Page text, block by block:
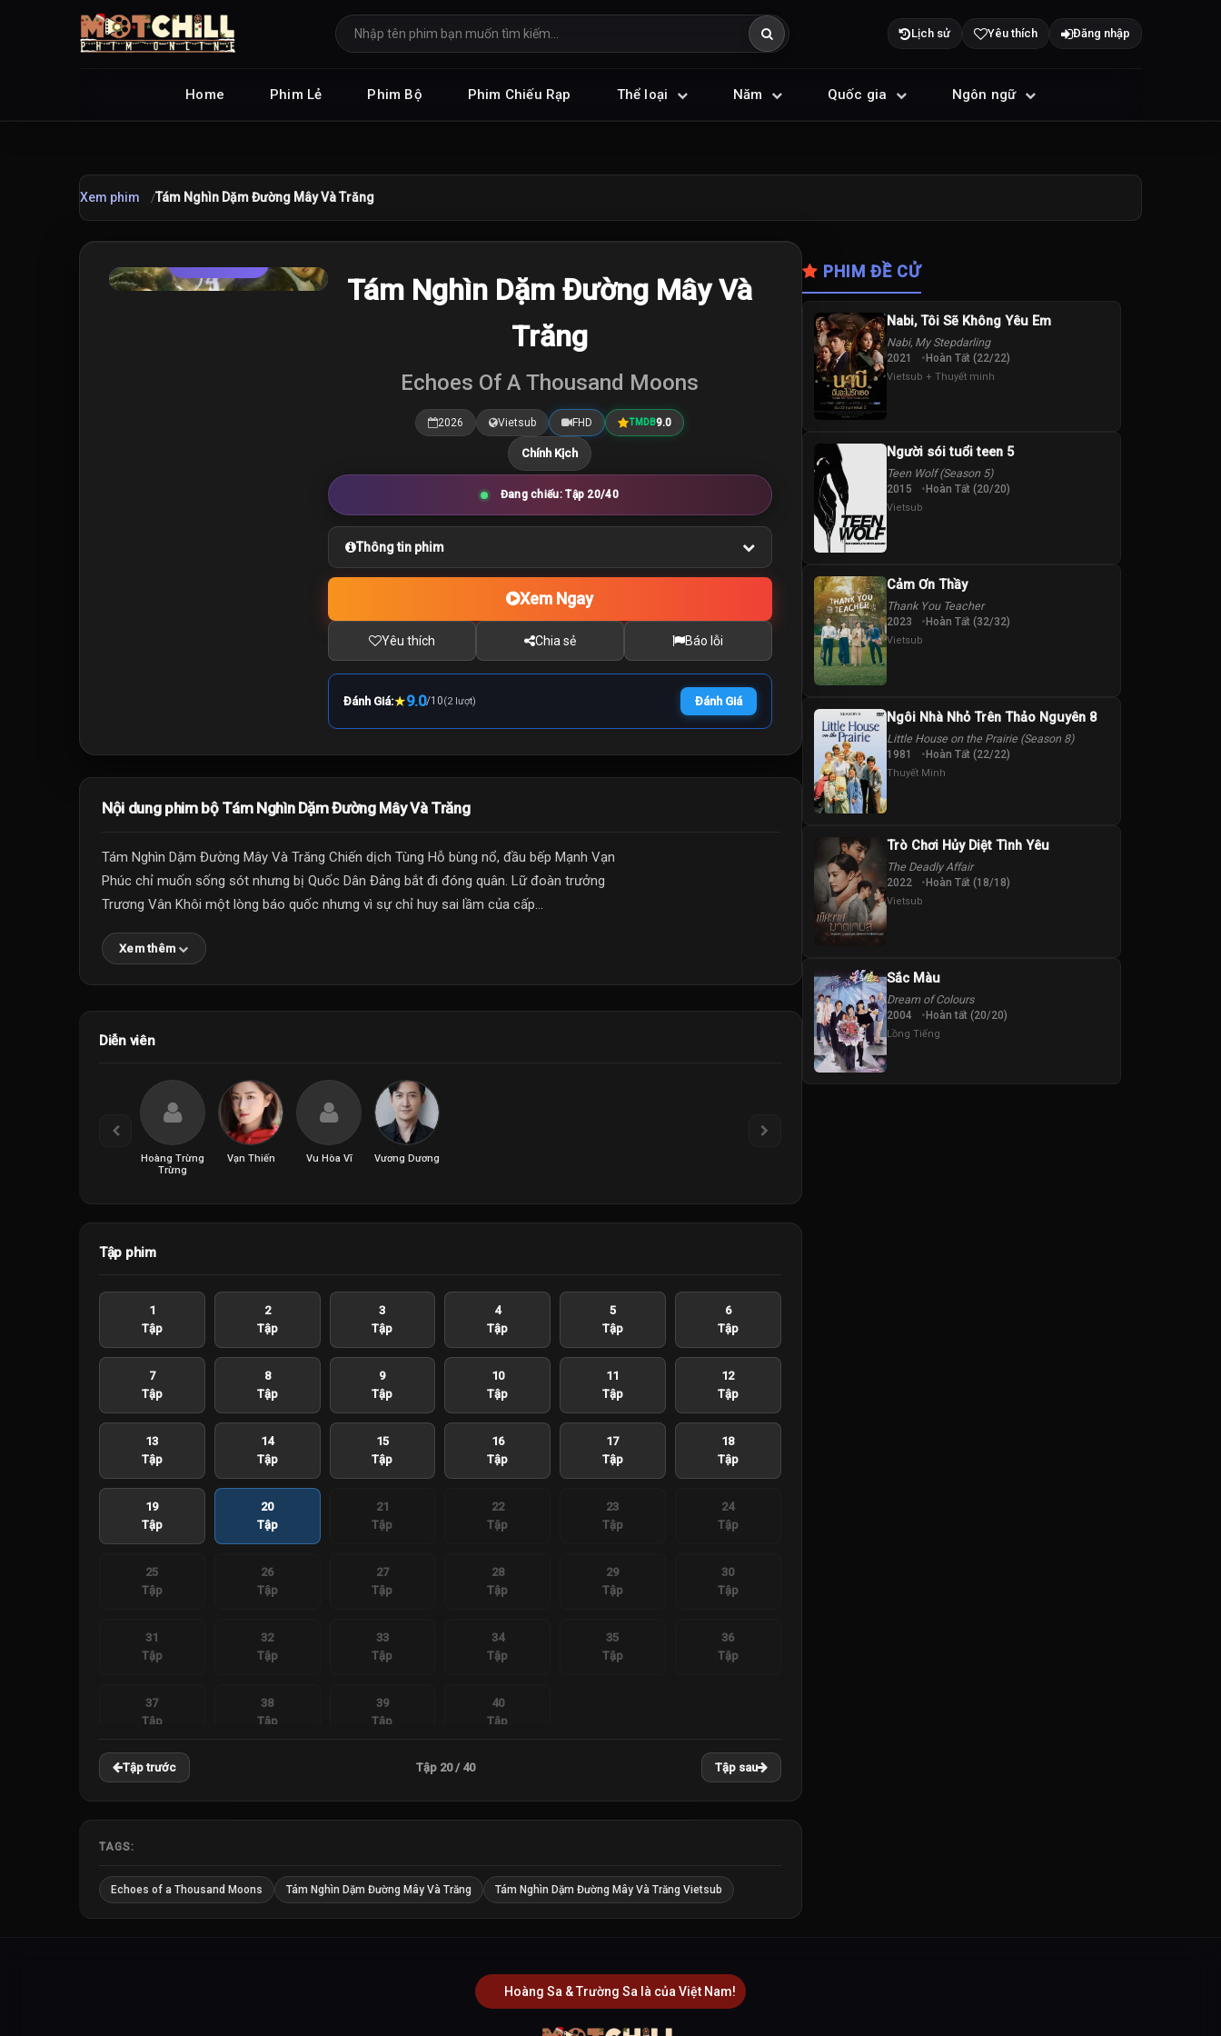
Lịch sử Yêu thích Đăng nhập
Home Phim Lẻ Phim Bộ Phim Chiếu Rạp Thể loại Năm Quốc gia Ngôn ngữ
Xem phim Tám Nghìn Dặm Đường Mây Và Trăng
★ 9.0 /10
Tám Nghìn Dặm Đường Mây Và
Trăng
Echoes Of A Thousand Moons
2026 Vietsub FHD TMDB9.0
Chính Kịch
Đang chiếu: Tập 20/40
Thông tin phim
Xem Ngay
Yêu thích Chia sẻ Báo lỗi
Đánh Giá:★9.0/10(2 lượt) Đánh Giá
Nội dung phim bộ Tám Nghìn Dặm Đường Mây Và Trăng
Tám Nghìn Dặm Đường Mây Và Trăng Chiến dịch Tùng Hỗ bùng nổ, đầu bếp Mạnh Vạn
Phúc chỉ muốn sống sót nhưng bị Quốc Dân Đảng bắt đi đóng quân. Lữ đoàn trưởng
Trương Vân Khôi một lòng báo quốc nhưng vì sự chỉ huy sai lầm của cấp...
Xem thêm
Diễn viên
Hoàng Trừng
Trừng
Vạn Thiến Vu Hòa Vĩ Vương Dương
Tập phim
1
Tập
2
Tập
3
Tập
4
Tập
5
Tập
6
Tập
7
Tập
8
Tập
9
Tập
10
Tập
11
Tập
12
Tập
13
Tập
14
Tập
15
Tập
16
Tập
17
Tập
18
Tập
19
Tập
20
Tập
21
Tập
22
Tập
23
Tập
24
Tập
25
Tập
26
Tập
27
Tập
28
Tập
29
Tập
30
Tập
31
Tập
32
Tập
33
Tập
34
Tập
35
Tập
36
Tập
37
Tập
38
Tập
39
Tập
40
Tập
Tập trước Tập 20 / 40 Tập sau
TAGS:
Echoes of a Thousand Moons Tám Nghìn Dặm Đường Mây Và Trăng Tám Nghìn Dặm Đường Mây Và Trăng Vietsub
PHIM ĐỀ CỬ
Nabi, Tôi Sẽ Không Yêu Em
Nabi, My Stepdarling
2021 Hoàn Tất (22/22)
Vietsub + Thuyết minh
Người sói tuổi teen 5
Teen Wolf (Season 5)
2015 Hoàn Tất (20/20)
Vietsub
Cảm Ơn Thầy
Thank You Teacher
2023 Hoàn Tất (32/32)
Vietsub
Ngôi Nhà Nhỏ Trên Thảo Nguyên 8
Little House on the Prairie (Season 8)
1981 Hoàn Tất (22/22)
Thuyết Minh
Trò Chơi Hủy Diệt Tình Yêu
The Deadly Affair
2022 Hoàn Tất (18/18)
Vietsub
Sắc Màu
Dream of Colours
2004 Hoàn tất (20/20)
Lồng Tiếng
Hoàng Sa & Trường Sa là của Việt Nam!